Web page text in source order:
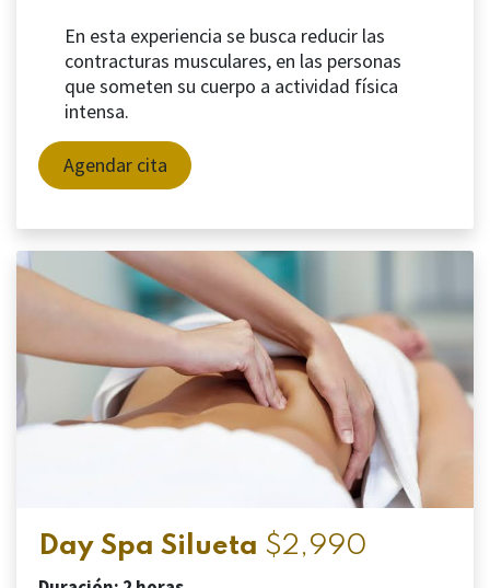
En esta experiencia se busca reducir las
contracturas musculares, en las personas
que someten su cuerpo a actividad física
intensa.
Agendar cita
Day Spa Silueta $2,990